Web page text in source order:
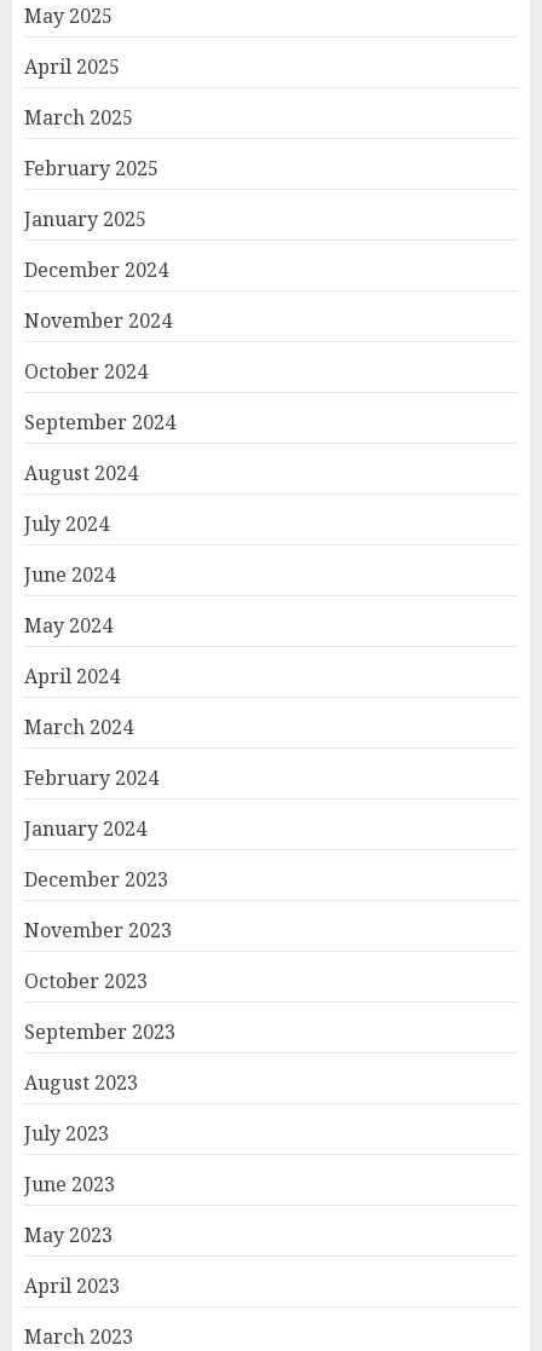
May 2025
April 2025
March 2025
February 2025
January 2025
December 2024
November 2024
October 2024
September 2024
August 2024
July 2024
June 2024
May 2024
April 2024
March 2024
February 2024
January 2024
December 2023
November 2023
October 2023
September 2023
August 2023
July 2023
June 2023
May 2023
April 2023
March 2023